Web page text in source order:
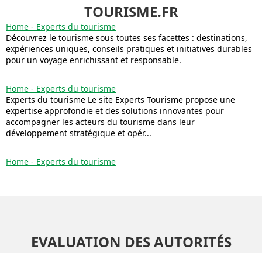
TOURISME.FR
Home - Experts du tourisme
Découvrez le tourisme sous toutes ses facettes : destinations,
expériences uniques, conseils pratiques et initiatives durables
pour un voyage enrichissant et responsable.
Home - Experts du tourisme
Experts du tourisme Le site Experts Tourisme propose une
expertise approfondie et des solutions innovantes pour
accompagner les acteurs du tourisme dans leur
développement stratégique et opér...
Home - Experts du tourisme
EVALUATION DES AUTORITÉS